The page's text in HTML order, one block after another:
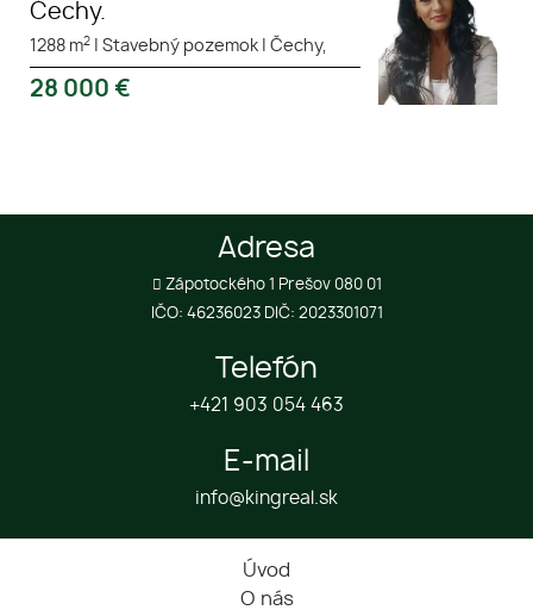
Čechy.
1288 m2 Stavebný pozemok Čechy,
28 000 €
Adresa
Zápotockého 1 Prešov 080 01
IČO: 46236023 DIČ: 2023301071
Telefón
+421 903 054 463
E-mail
info@kingreal.sk
Úvod
O nás